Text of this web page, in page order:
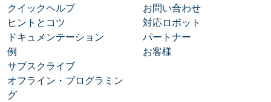
クイックヘルプ
ヒントとコツ
ドキュメンテーション
例
サブスクライブ
オフライン・プログラミン
グ
お問い合わせ
対応ロボット
パートナー
お客様